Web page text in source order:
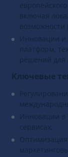
включая
возможности
Инновации и
платформ,
решений для
Ключевые
Инновации
сервисах;